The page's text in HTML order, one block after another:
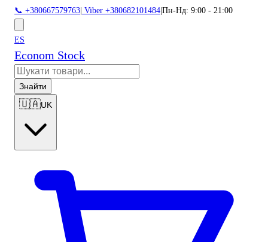
📞 +380667579763 Viber +380682101484 Пн-Нд: 9:00 - 21:00
ES
Econom Stock
Знайти
🇺🇦UK